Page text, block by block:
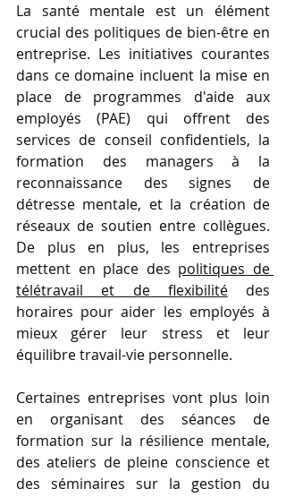
La santé mentale est un élément
crucial des politiques de bien-être en
entreprise. Les initiatives courantes
dans ce domaine incluent la mise en
place de programmes d'aide aux
employés (PAE) qui offrent des
services de conseil confidentiels, la
formation des managers à la
reconnaissance des signes de
détresse mentale, et la création de
réseaux de soutien entre collègues.
De plus en plus, les entreprises
mettent en place des politiques de
télétravail et de flexibilité des
horaires pour aider les employés à
mieux gérer leur stress et leur
équilibre travail-vie personnelle.
Certaines entreprises vont plus loin
en organisant des séances de
formation sur la résilience mentale,
des ateliers de pleine conscience et
des séminaires sur la gestion du